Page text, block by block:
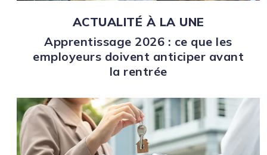
ACTUALITÉ À LA UNE
Apprentissage 2026 : ce que les
employeurs doivent anticiper avant
la rentrée